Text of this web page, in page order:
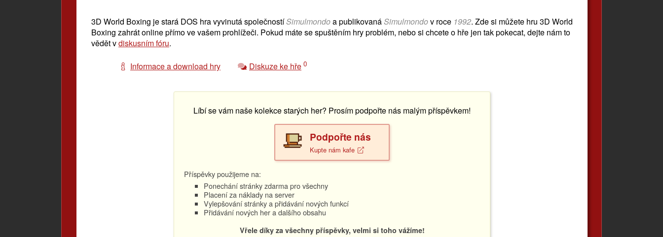
3D World Boxing je stará DOS hra vyvinutá společnostíSimulmondoa publikovanáSimulmondov roce 1992. Zde si můžete hru 3D World
Boxing zahrát online přímo ve vašem prohlížeči. Pokud máte se spuštěním hry problém, nebo si chcete o hře jen tak pokecat, dejte nám to
vědět vdiskusním fóru.
Informace a download hry Diskuze ke hře 0
Líbí se vám naše kolekce starých her? Prosím podpořte nás malým příspěvkem!
Podpořte nás
Kupte nám kafe
Příspěvky použijeme na:
Ponechání stránky zdarma pro všechny
Placení za náklady na server
Vylepšování stránky a přidávání nových funkcí
Přidávání nových her a dalšího obsahu
Vřele díky za všechny příspěvky, velmi si toho vážíme!